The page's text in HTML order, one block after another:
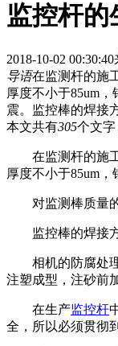
监控杆的
2018-10-02 00:30:40
导语在监测杆的施
厚度不小于85um
震。监控棒的焊接
本文共有305个文字
在监测杆的施工
厚度不小于85um，
对监测棒质量的
监控棒的焊接方
相机的防腐处理
注塑成型，注砂前
在生产监控杆
全，所以必须贯彻